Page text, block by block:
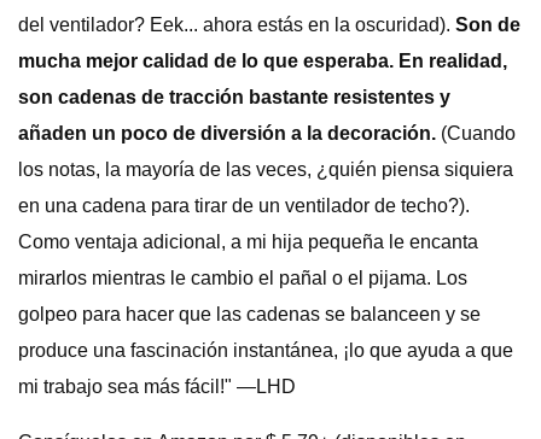
del ventilador? Eek... ahora estás en la oscuridad). Son de
mucha mejor calidad de lo que esperaba. En realidad,
son cadenas de tracción bastante resistentes y
añaden un poco de diversión a la decoración. (Cuando
los notas, la mayoría de las veces, ¿quién piensa siquiera
en una cadena para tirar de un ventilador de techo?).
Como ventaja adicional, a mi hija pequeña le encanta
mirarlos mientras le cambio el pañal o el pijama. Los
golpeo para hacer que las cadenas se balanceen y se
produce una fascinación instantánea, ¡lo que ayuda a que
mi trabajo sea más fácil!" —LHD